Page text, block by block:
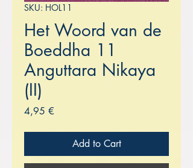
SKU: HOL11
Het Woord van de
Boeddha 11
Anguttara Nikaya
(II)
4,95 €
Add to Cart